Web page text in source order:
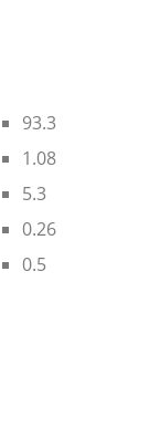
93.3
1.08
5.3
0.26
0.5